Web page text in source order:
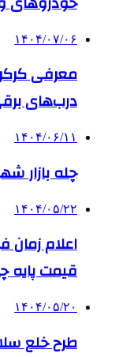
۱۴۰۴/۰۷/۰۶
درب‌های
۱۴۰۴/۰۶/۱۱
چله بازار شهرداری
۱۴۰۴/۰۵/۲۲
اعلام
قیمت پایه
۱۴۰۴/۰۵/۲۰
طرح خلع